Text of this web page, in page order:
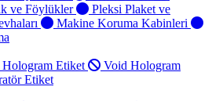
ve Föylükler
Pleksi Plaket ve
Makine Koruma Kabinleri
Etiket
Void Hologram
Etiket